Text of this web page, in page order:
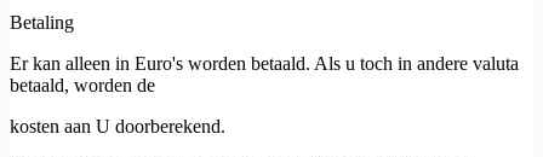
Betaling
Er kan alleen in Euro's worden betaald. Als u toch in andere valuta
betaald, worden de
kosten aan U doorberekend.